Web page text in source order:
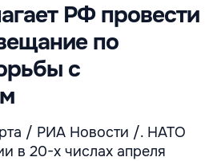
РФ провести
по
с
/ РИА Новости /. НАТО
в 20-х числах апреля